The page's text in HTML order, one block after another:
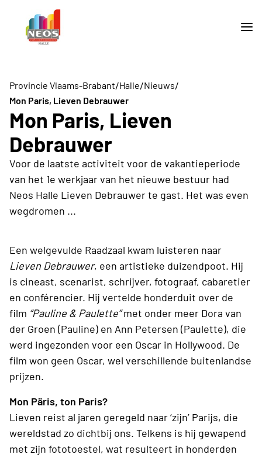
Provincie Vlaams-Brabant/Halle/Nieuws/
Mon Paris, Lieven Debrauwer
Mon Paris, Lieven
Debrauwer
Voor de laatste activiteit voor de vakantieperiode
van het 1e werkjaar van het nieuwe bestuur had
Neos Halle Lieven Debrauwer te gast. Het was even
wegdromen ...
Een welgevulde Raadzaal kwam luisteren naar
Lieven Debrauwer, een artistieke duizendpoot. Hij
is cineast, scenarist, schrijver, fotograaf, cabaretier
en conférencier. Hij vertelde honderduit over de
film “Pauline & Paulette”met onder meer Dora van
der Groen (Pauline) en Ann Petersen (Paulette), die
werd ingezonden voor een Oscar in Hollywood. De
film won geen Oscar, wel verschillende buitenlandse
prijzen.
Mon Päris, ton Paris?
Lieven reist al jaren geregeld naar ‘zijn’ Parijs, die
wereldstad zo dichtbij ons. Telkens is hij gewapend
met zijn fototoestel, wat resulteert in honderden